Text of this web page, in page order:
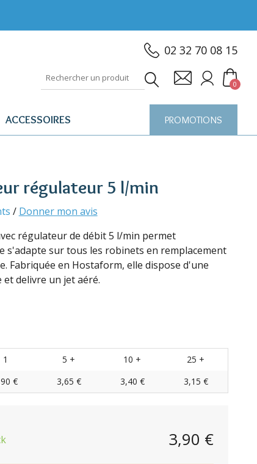
02 32 70 08 15
0
ACCESSOIRES PROMOTIONS
régulateur 5 l/min
3,90 €
/ Donner mon avis
régulateur de débit 5 l/min permet
s'adapte sur tous les robinets en remplacement
Fabriquée en Hostaform, elle dispose d'une
et delivre un jet aéré.
1 5 + 10 +
25 +
€ 3,65 € 3,40 € 3,15 €